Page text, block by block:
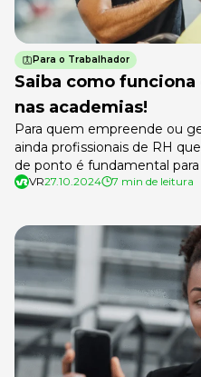
Para o Trabalhador
Saiba como
nas academias!
Para quem empreende ou
ainda profissionais de RH
de ponto é fundamental
escalas, o cumprimento da
nas academias e […]
VR27.10.2024 7 min de leitura